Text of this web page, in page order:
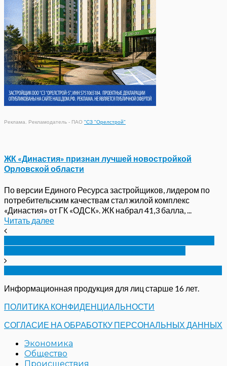
Реклама. Рекламодатель - ПАО "СЗ "Орелстрой"
ЖК «Династия» признан лучшей новостройкой
Орловской области
По версии Единого Ресурса застройщиков, лидером по
потребительским качествам стал жилой комплекс
«Династия» от ГК «ОДСК». ЖК набрал 41,3 балла, ...
Читать далее
Информационная продукция для лиц старше 16 лет.
ПОЛИТИКА КОНФИДЕНЦИАЛЬНОСТИ
СОГЛАСИЕ НА ОБРАБОТКУ ПЕРСОНАЛЬНЫХ ДАННЫХ
Экономика
Общество
Происшествия